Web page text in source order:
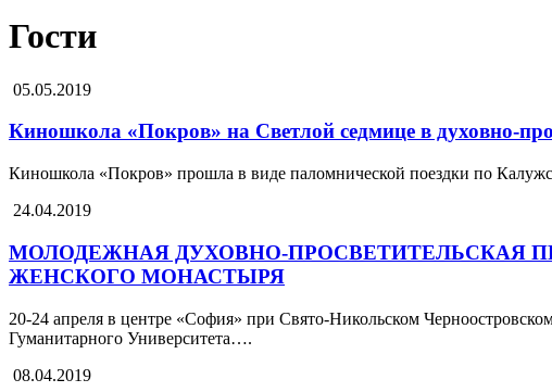
Гости
05.05.2019
Киношкола «Покров» на Светлой седмице в духовно-
Киношкола «Покров» прошла в виде паломнической поездки по
24.04.2019
МОЛОДЕЖНАЯ ДУХОВНО-ПРОСВЕТИТЕЛЬСКАЯ
ЖЕНСКОГО МОНАСТЫРЯ
20-24 апреля в центре «София» при Свято-Никольском
Гуманитарного Университета….
08.04.2019